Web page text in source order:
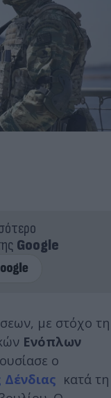
Google
με στόχο τη
Ενόπλων
ο
Δένδιας κατά τη